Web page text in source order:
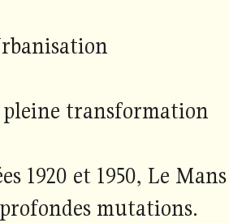
transformation
1920 et 1950, Le Mans
mutations.